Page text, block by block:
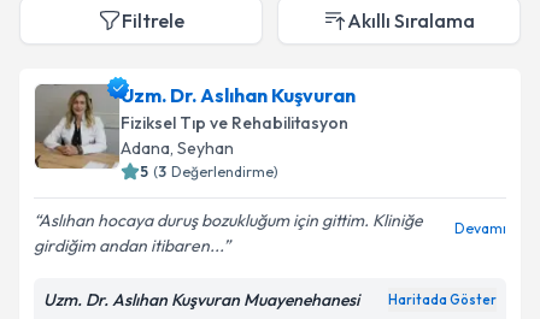
Filtrele Akıllı Sıralama
Uzm. Dr. Aslıhan Kuşvuran
Fiziksel Tıp ve Rehabilitasyon
Adana, Seyhan
5 (3 Değerlendirme)
Aslıhan hocaya duruş bozukluğum için gittim. Kliniğe
girdiğim andan itibaren...
Devamı
Uzm. Dr. Aslıhan Kuşvuran Muayenehanesi Haritada Göster